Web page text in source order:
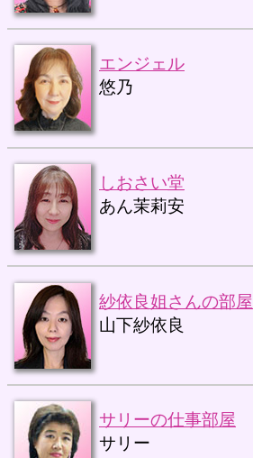
エンジェル
悠乃
しおさい堂
あん茉莉安
紗依良姐さんの部屋
山下紗依良
サリーの仕事部屋
サリー